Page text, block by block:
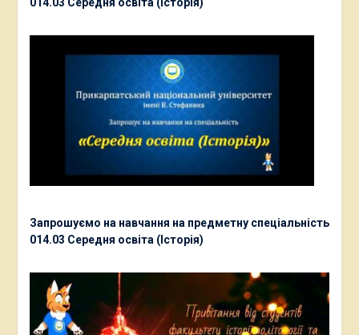
Запрошуємо на навчання на предметну спеціальність
014.03 Середня освіта (Історія)